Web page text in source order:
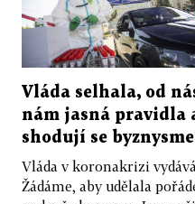
Vláda selhala, od
nám jasná pravidla
shodují se
Vláda v koronakrizi
Žádáme, aby udělala